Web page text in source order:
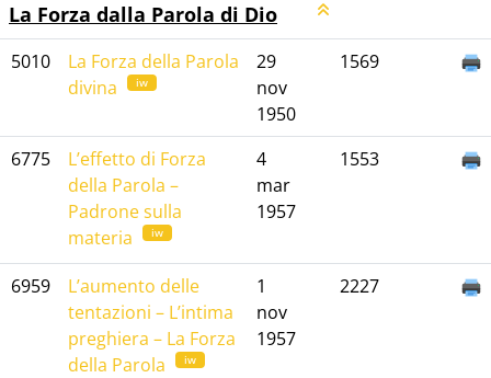
La Forza dalla Parola di Dio
5010
La Forza della Parola
divina
iw
29
nov
1950
1569
6775
L’effetto di Forza
della Parola –
Padrone sulla
materia
iw
4
mar
1957
1553
6959
L’aumento delle
tentazioni – L’intima
preghiera – La Forza
della Parola
iw
1
nov
1957
2227